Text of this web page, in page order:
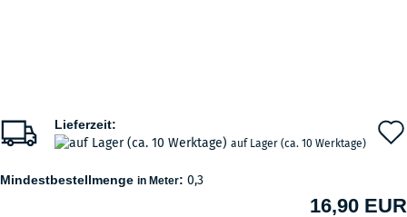
Lieferzeit:
auf Lager (ca. 10 Werktage)
Mindestbestellmenge in Meter: 0,3
16,90 EUR